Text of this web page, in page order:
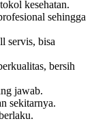
kesehatan.
sehingga
servis, bisa
bersih
jawab.
sekitarnya.